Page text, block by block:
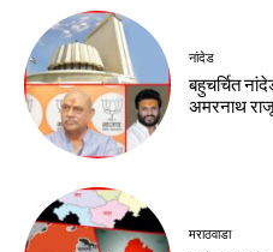
नांदेड
बहुचर्चित
अमरनाथ
मराठवाडा